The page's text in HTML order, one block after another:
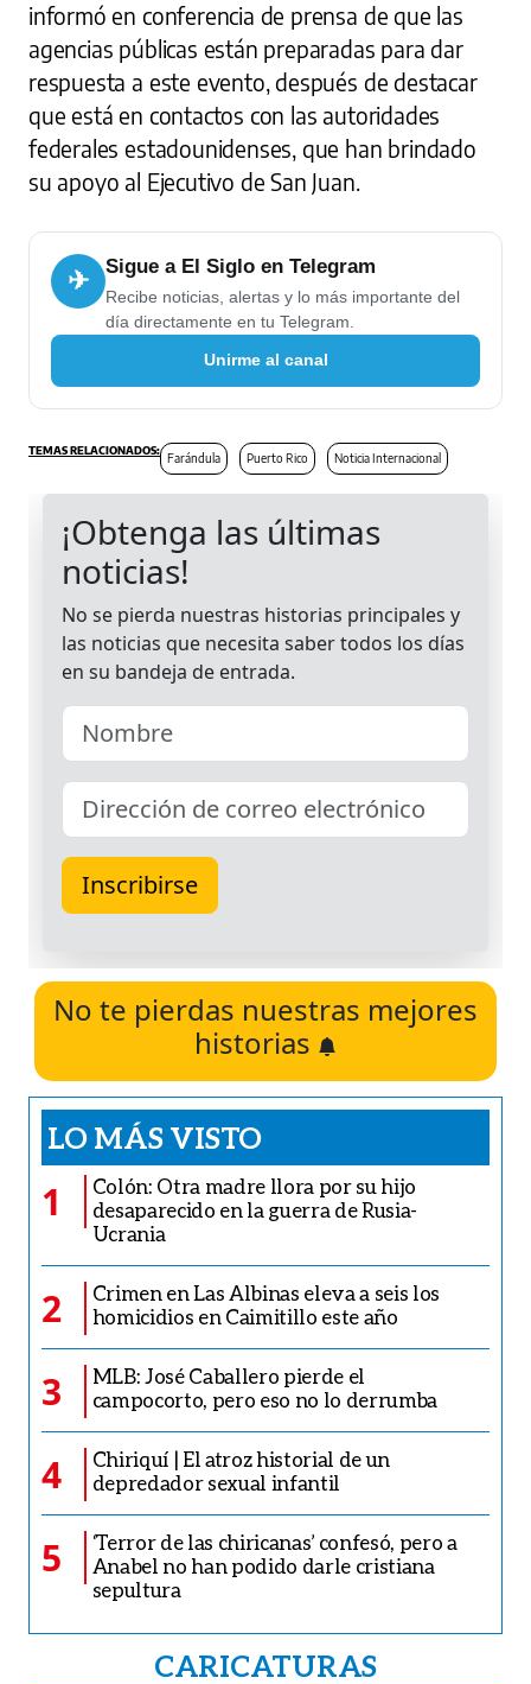
informó en conferencia de prensa de que las
agencias públicas están preparadas para dar
respuesta a este evento, después de destacar
que está en contactos con las autoridades
federales estadounidenses, que han brindado
su apoyo al Ejecutivo de San Juan.
✈ Sigue a El Siglo en Telegram
Recibe noticias, alertas y lo más importante del
día directamente en tu Telegram.
Unirme al canal
Farándula Puerto Rico Noticia Internacional
No te pierdas nuestras mejores
historias
LO MÁS VISTO
1
Colón: Otra madre llora por su hijo
desaparecido en la guerra de Rusia-
Ucrania
2
Crimen en Las Albinas eleva a seis los
homicidios en Caimitillo este año
3
MLB: José Caballero pierde el
campocorto, pero eso no lo derrumba
4
Chiriquí | El atroz historial de un
depredador sexual infantil
5
‘Terror de las chiricanas’ confesó, pero a
Anabel no han podido darle cristiana
sepultura
CARICATURAS